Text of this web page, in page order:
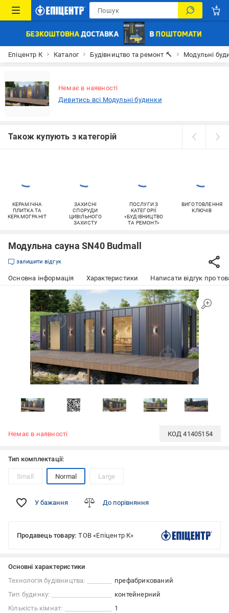
Епіцентр К Каталог Будівництво та ремонт 🔨 Модульні
Немає в наявності
Дивитись всі Модульні будинки
Також купують з категорій
КЕРАМІЧНА
ПЛИТКА ТА
КЕРАМОГРАНІТ
ЗАХИСНІ
СПОРУДИ
ЦИВІЛЬНОГО
ЗАХИСТУ
ПОСЛУГИ З
КАТЕГОРІЇ
«БУДІВНИЦТВО
ТА РЕМОНТ»
ВИГОТОВЛЕННЯ
КЛЮЧІВ
Модульна сауна SN40 Budmall
залишити відгук
Основна інформація Характеристики Написати відгук про
Немає в наявності КОД41405154
Тип комплектації:
Small Normal Large
У бажання До порівняння
Продавець товару: ТОВ «Епіцентр К»
Основні характеристики
Технологія будівництва:
префабрикований
Тип будинку:
контейнерний
Кількість кімнат:
1